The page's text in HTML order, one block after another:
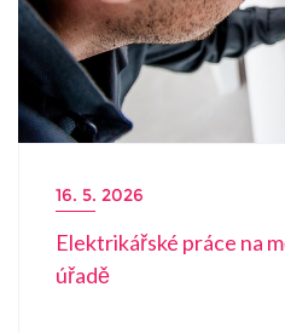
16. 5. 2026
Elektrikářské práce na
úřadě